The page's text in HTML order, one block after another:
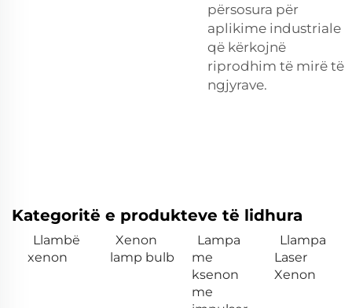
përsosura për
aplikime industriale
që kërkojnë
riprodhim të mirë të
ngjyrave.
Kategoritë e produkteve të lidhura
Llambë
xenon
Xenon
lamp bulb
Lampa
me
ksenon
me
Llampa
Laser
Xenon